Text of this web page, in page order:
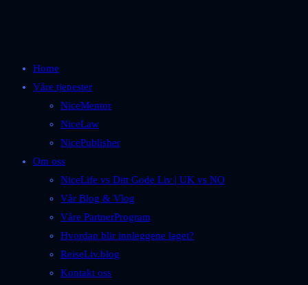
Home
Våre tjenester
NiceMentor
NiceLaw
NicePublisher
Om oss
NiceLife vs Ditt Gode Liv | UK vs NO
Vår Blog & Vlog
Våre PartnerProgram
Hvordan blir innleggene laget?
ReiseLiv.blog
Kontakt oss